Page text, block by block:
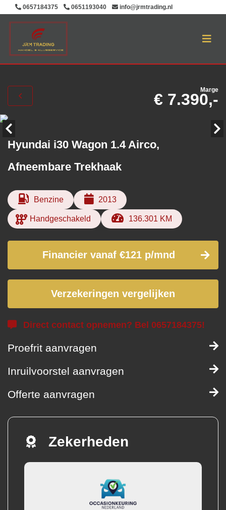
0657184375 0651193040 info@jrmtrading.nl
Marge
€ 7.390,-
Hyundai i30 Wagon 1.4 Airco,
Afneembare Trekhaak
Benzine 2013
Handgeschakeld 136.301 KM
Financier vanaf €121 p/mnd
Verzekeringen vergelijken
Direct contact opnemen? Bel 0657184375!
Proefrit aanvragen
Inruilvoorstel aanvragen
Offerte aanvragen
Zekerheden